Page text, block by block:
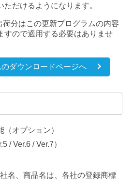
ただけるようになります。
分はこの更新プログラムの内容
すので適用する必要はありませ
ダウンロードページへ
オプション）
/ Ver.6 / Ver.7）
名、商品名は、各社の登録商標